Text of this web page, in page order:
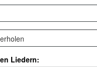
Liedern: